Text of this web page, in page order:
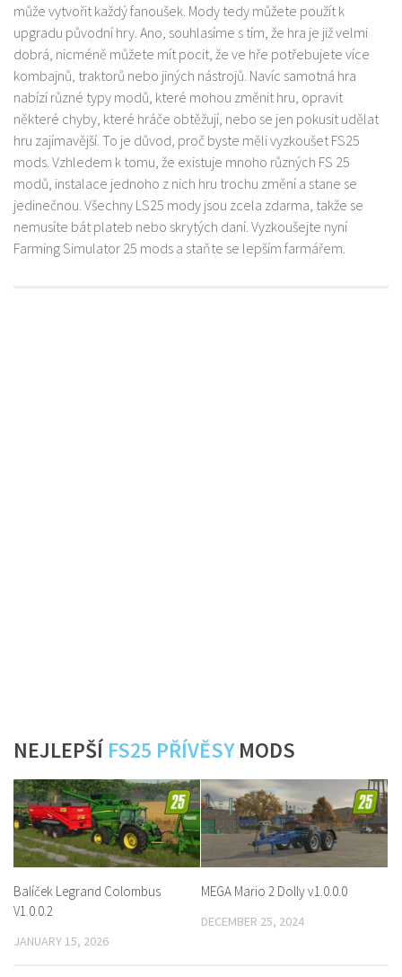
může vytvořit každý fanoušek. Mody tedy můžete použít k
upgradu původní hry. Ano, souhlasíme s tím, že hra je již velmi
dobrá, nicméně můžete mít pocit, že ve hře potřebujete více
kombajnů, traktorů nebo jiných nástrojů. Navíc samotná hra
nabízí různé typy modů, které mohou změnit hru, opravit
některé chyby, které hráče obtěžují, nebo se jen pokusit udělat
hru zajímavější. To je důvod, proč byste měli vyzkoušet FS25
mods. Vzhledem k tomu, že existuje mnoho různých FS 25
modů, instalace jednoho z nich hru trochu změní a stane se
jedinečnou. Všechny LS25 mody jsou zcela zdarma, takže se
nemusíte bát plateb nebo skrytých daní. Vyzkoušejte nyní
Farming Simulator 25 mods a staňte se lepším farmářem.
NEJLEPŠÍ FS25 PŘÍVĚSYMODS
Balíček Legrand Colombus
V1.0.0.2
JANUARY 15, 2026
MEGA Mario 2 Dolly v1.0.0.0
DECEMBER 25, 2024